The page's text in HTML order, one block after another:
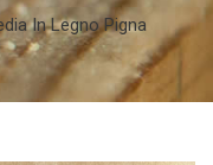
In Legno Pigna